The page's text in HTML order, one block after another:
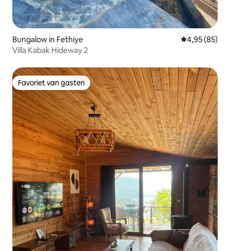
Bungalow in Fethiye Gemiddelde
4,95 (85)
Villa Kabak Hideway 2
Favoriet van gasten
Favoriet van gasten